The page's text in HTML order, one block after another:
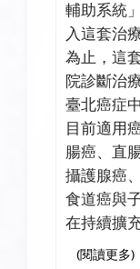
輔助系統
入這套治
為止，這
院診斷治
臺北癌症
目前適用
腸癌、直
攝護腺癌
食道癌與
在持續擴
(閱讀更多)